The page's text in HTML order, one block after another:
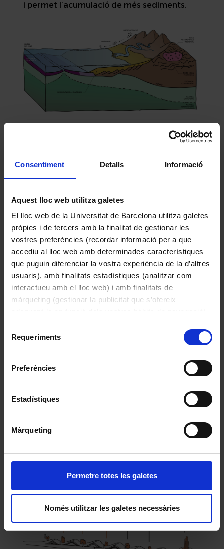
Consentiment Detalls Informació
Aquest lloc web utilitza galetes
El lloc web de la Universitat de Barcelona utilitza galetes
pròpies i de tercers amb la finalitat de gestionar les
vostres preferències (recordar informació per a que
accediu al lloc web amb determinades característiques
que puguin diferenciar la vostra experiència de la d’altres
usuaris), amb finalitats estadístiques (analitzar com
interactueu amb el lloc web) i amb finalitats de
màrqueting (gestionar la publicitat que s’ofereix
consultar laPolítica de galetes del lloc web de la
Requeriments
Preferències
Estadístiques
Màrqueting
Permetre totes les galetes
Només utilitzar les galetes necessàries
i permet l’acumulació de més sediments.
Marge convergent
plaques tectòniques xoquen i una s’enfonsa
subdueixi una placa oceànica, aquesta
aporta aigua que afavoreix la formació de
magmes, i es formen grans intrusions de
roques plutòniques i volcans. Les elevades
temperatures i pressions a les parts
profundes de l’escorça engruixida dona lloc
a les roques metamòrfiques. El resultat de
la convergència i subducció entre plaques
és la formació de les serralades i arcs
volcànics on afloren totes aquestes roques.
Espai i presentació entrada